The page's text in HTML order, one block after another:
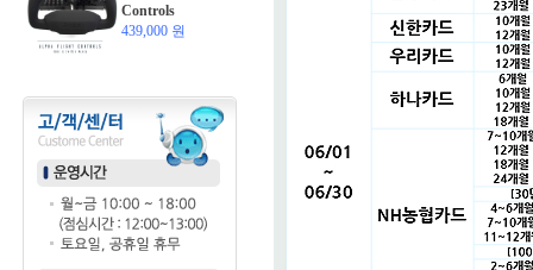
Controls
439,000 원